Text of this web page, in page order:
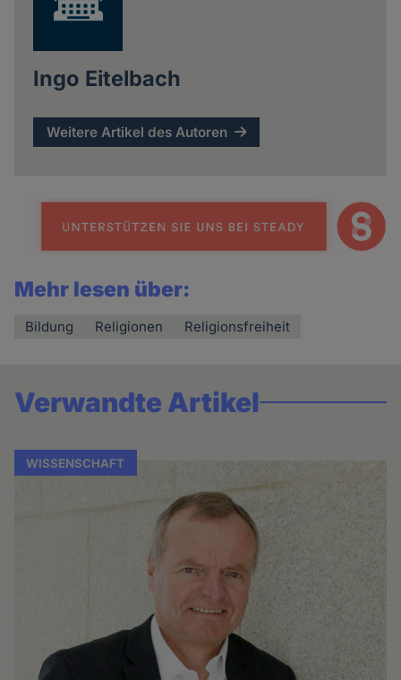
Ingo Eitelbach
Weitere Artikel des Autoren
Mehr lesen über:
Bildung Religionen Religionsfreiheit
Verwandte Artikel
WISSENSCHAFT